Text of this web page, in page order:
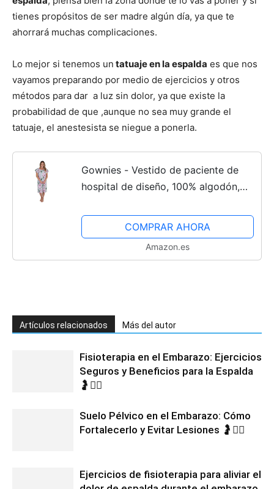
tienes propósitos de ser madre algún día, ya que te
ahorrará muchas complicaciones.
Lo mejor si tenemos un tatuaje en la espalda es que nos
vayamos preparando por medio de ejercicios y otros
métodos para dar a luz sin dolor, ya que existe la
probabilidad de que ,aunque no sea muy grande el
tatuaje, el anestesista se niegue a ponerla.
Gownies - Vestido de paciente de
hospital de diseño, 100% algodón,
COMPRAR AHORA
Amazon.es
Artículos relacionados Más del autor
Fisioterapia en el Embarazo: Ejercicios
Seguros y Beneficios para la Espalda
🤰💆‍♀️
Suelo Pélvico en el Embarazo: Cómo
Fortalecerlo y Evitar Lesiones 🤰🧘‍♀️
Ejercicios de fisioterapia para aliviar el